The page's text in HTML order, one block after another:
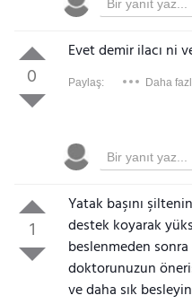
0
Evet demir ilacı ni
Paylaş: Daha
1
Yatak başını
destek koyarak
beslenmeden sonra
doktorunuzun
ve daha sık